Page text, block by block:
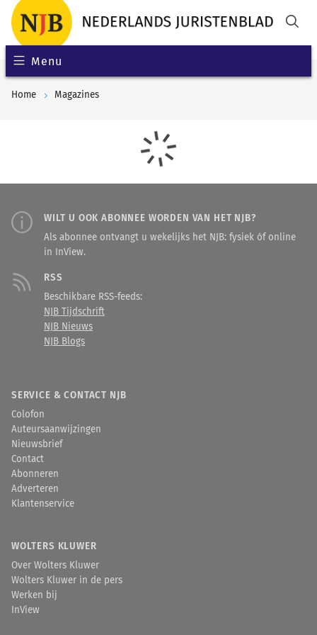
Menu
Home Magazines
WILT U OOK ABONNEE WORDEN VAN HET NJB?
Als abonnee ontvangt u wekelijks het NJB: fysiek óf online
in InView.
RSS
Beschikbare RSS-feeds:
NJB Tijdschrift
NJB Nieuws
NJB Blogs
SERVICE & CONTACT NJB
Colofon
Auteursaanwijzingen
Nieuwsbrief
Contact
Abonneren
Adverteren
Klantenservice
WOLTERS KLUWER
Over Wolters Kluwer
Wolters Kluwer in de pers
Werken bij
InView